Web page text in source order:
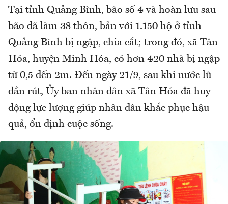
Tại tỉnh Quảng Bình, bão số 4 và hoàn lưu sau
bão đã làm 38 thôn, bản với 1.150 hộ ở tỉnh
Quảng Bình bị ngập, chia cắt; trong đó, xã Tân
Hóa, huyện Minh Hóa, có hơn 420 nhà bị ngập
từ 0,5 đến 2m. Đến ngày 21/9, sau khi nước lũ
dần rút, Ủy ban nhân dân xã Tân Hóa đã huy
động lực lượng giúp nhân dân khắc phục hậu
quả, ổn định cuộc sống.